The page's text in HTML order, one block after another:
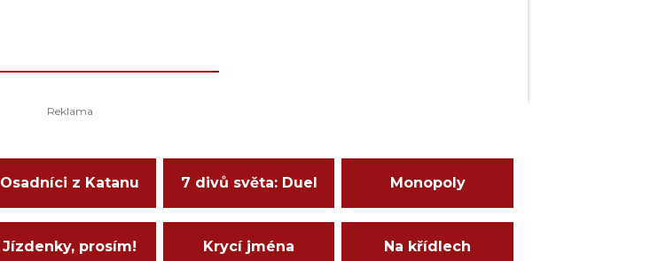
Osadníci z Katanu 7 divů světa: Duel Monopoly
Jízdenky, prosím! Krycí jména Na křídlech